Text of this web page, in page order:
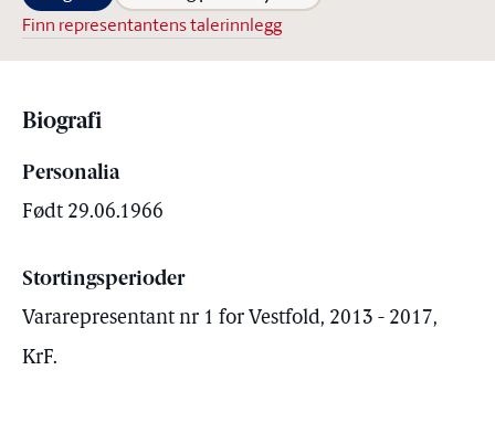
Finn representantens talerinnlegg
Biografi
Personalia
Født 29.06.1966
Stortingsperioder
Vararepresentant nr 1 for Vestfold, 2013 - 2017,
KrF.